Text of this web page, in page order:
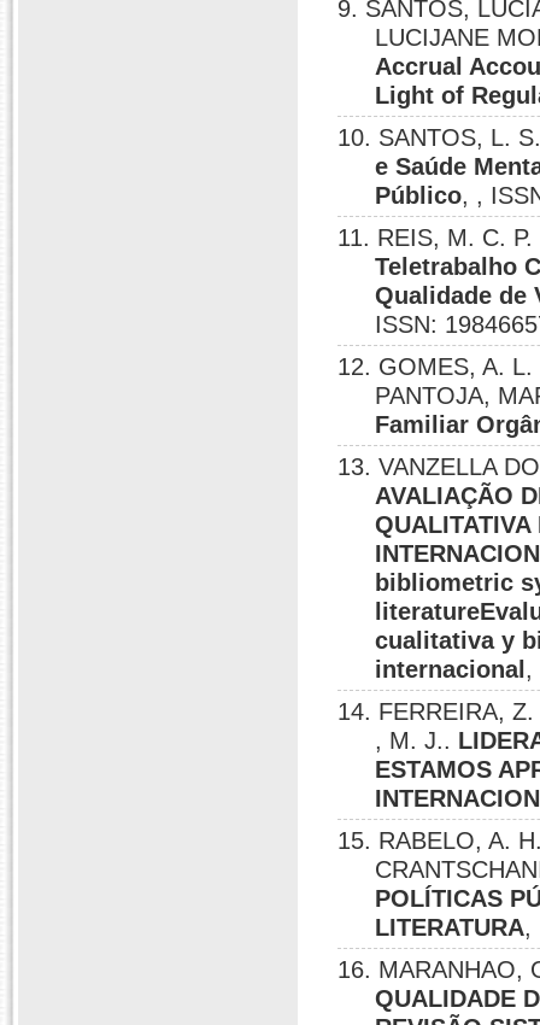
9. SANTOS,
LUCIJANE
Accrual
Light of
10. SANTOS, L.
e Saúde
Público, ,
11. REIS, M. C.
Teletrabalho
Qualidade de
ISSN:
12. GOMES, A.
PANTOJA,
Familiar
13. VANZELLA
AVALIAÇÃO
bibliometric
cualitativa y
internacional ,
14. FERREIRA,
, M. J..
ESTAMOS
15. RABELO, A.
POLÍTICAS
LITERATURA,
16. MARANHAO,
QUALIDADE